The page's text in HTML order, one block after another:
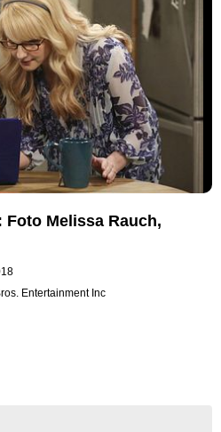
Melissa Rauch,
Entertainment Inc